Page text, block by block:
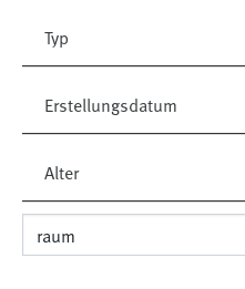
Typ
Erstellungsdatum
Alter